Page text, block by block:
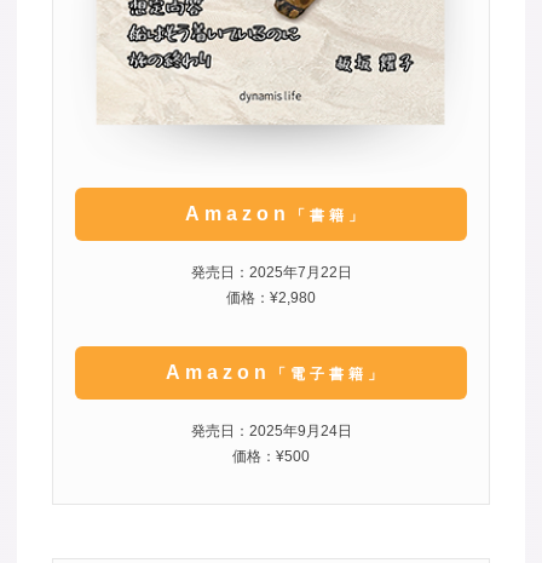
Amazon 「書籍」
発売日：2025年7月22日
価格：¥2,980
Amazon 「電子書籍」
発売日：2025年9月24日
価格：¥500